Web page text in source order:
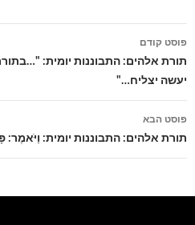
ניווט
בפוסטים
פוסט קודם
תורת אלהים: התבוננות יומית:
יעשה יצליח…"
פוסט הבא
תורת אלהים: התבוננות יומית: וַיֹּאמֶר: